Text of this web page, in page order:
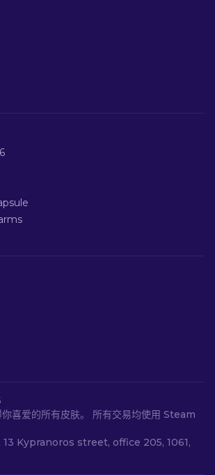
喜爱的所有皮肤。 所有交易均使用 Steam
Kypranoros street, office 205, 1061,